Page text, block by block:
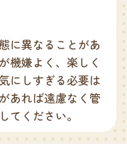
に異なることがあ
機嫌よく、楽しく
にしすぎる必要は
あれば遠慮なく管
てください。